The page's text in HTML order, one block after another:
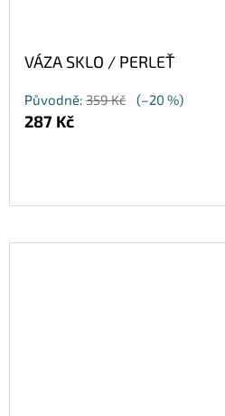
VÁZA SKLO / PERLEŤ
Původně: 359 Kč (–20 %)
287 Kč